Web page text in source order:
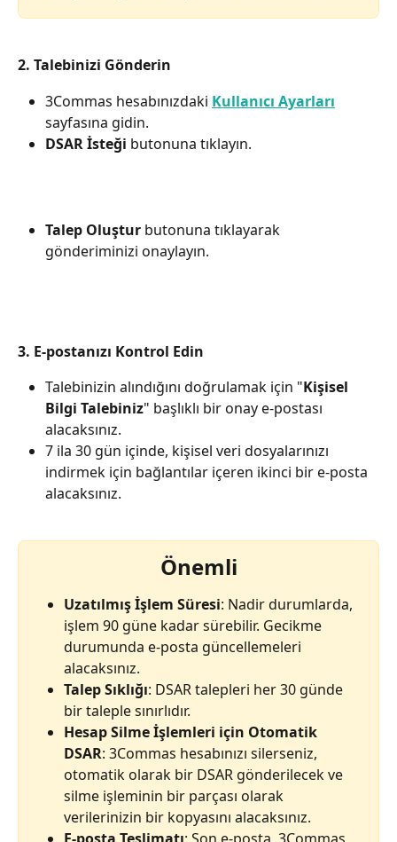
2. Talebinizi Gönderin
3Commas hesabınızdaki Kullanıcı Ayarları
sayfasına gidin.
DSAR İsteği butonuna tıklayın.
Talep Oluştur butonuna tıklayarak
gönderiminizi onaylayın.
3. E-postanızı Kontrol Edin
Talebinizin alındığını doğrulamak için "Kişisel
Bilgi Talebiniz" başlıklı bir onay e-postası
alacaksınız.
7 ila 30 gün içinde, kişisel veri dosyalarınızı
indirmek için bağlantılar içeren ikinci bir e-posta
alacaksınız.
Önemli
Uzatılmış İşlem Süresi: Nadir durumlarda,
işlem 90 güne kadar sürebilir. Gecikme
durumunda e-posta güncellemeleri
alacaksınız.
Talep Sıklığı: DSAR talepleri her 30 günde
bir taleple sınırlıdır.
Hesap Silme İşlemleri için Otomatik
DSAR: 3Commas hesabınızı silerseniz,
otomatik olarak bir DSAR gönderilecek ve
silme işleminin bir parçası olarak
verilerinizin bir kopyasını alacaksınız.
E-posta Teslimatı: Son e-posta, 3Commas